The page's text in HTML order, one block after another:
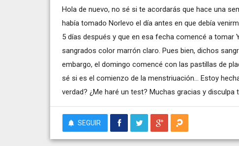
Hola de nuevo, no sé si te acordarás que hace una
había tomado Norlevo el día antes en que debía
5 días después y que en esa fecha comencé a tomar
sangrados color marrón claro. Pues bien, dichos
embargo, el domingo comencé con las pastillas de
sé si es el comienzo de la menstriuación... Estoy
verdad? ¿Me haré un test? Muchas gracias y disculpa
SEGUIR